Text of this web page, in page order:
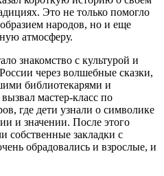
Это не только помогло
народов, но и еще
атмосферу.
знакомство с культурой и
через волшебные сказки,
библиотекарями и
мастер-класс по
где дети узнали о символике
и значении. После этого
собственные закладки с
обрадовались и взрослые, и